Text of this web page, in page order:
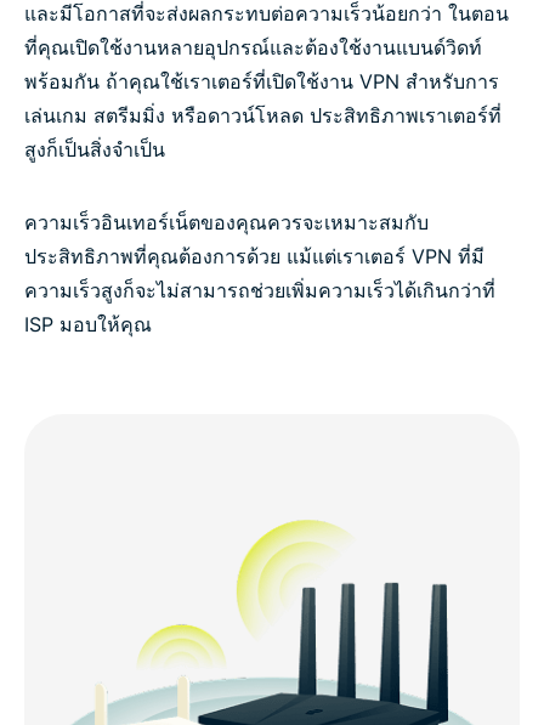
และมีโอกาสที่จะส่งผลกระทบต่อความเร็วน้อยกว่า ในตอน
ที่คุณเปิดใช้งานหลายอุปกรณ์และต้องใช้งานแบนด์วิดท์
พร้อมกัน ถ้าคุณใช้เราเตอร์ที่เปิดใช้งาน VPN สำหรับการ
เล่นเกม สตรีมมิ่ง หรือดาวน์โหลด ประสิทธิภาพเราเตอร์ที่
สูงก็เป็นสิ่งจำเป็น
ความเร็วอินเทอร์เน็ตของคุณควรจะเหมาะสมกับ
ประสิทธิภาพที่คุณต้องการด้วย แม้แต่เราเตอร์ VPN ที่มี
ความเร็วสูงก็จะไม่สามารถช่วยเพิ่มความเร็วได้เกินกว่าที่
ISP มอบให้คุณ